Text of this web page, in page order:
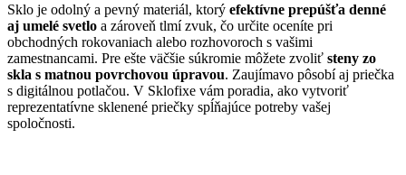
Sklo je odolný a pevný materiál, ktorý efektívne prepúšťa denné
aj umelé svetlo a zároveň tlmí zvuk, čo určite oceníte pri
obchodných rokovaniach alebo rozhovoroch s vašimi
zamestnancami. Pre ešte väčšie súkromie môžete zvoliť steny zo
skla s matnou povrchovou úpravou. Zaujímavo pôsobí aj priečka
s digitálnou potlačou. V Sklofixe vám poradia, ako vytvoriť
reprezentatívne sklenené priečky spĺňajúce potreby vašej
spoločnosti.